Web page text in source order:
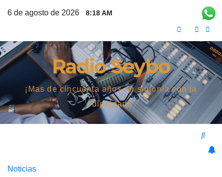
6 de agosto de 2026 8:18 AM
Radio Seybo
¡Mas de cincuenta años en sintonía con la
dignidad!
Noticias